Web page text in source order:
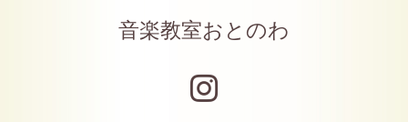
音楽教室おとのわ